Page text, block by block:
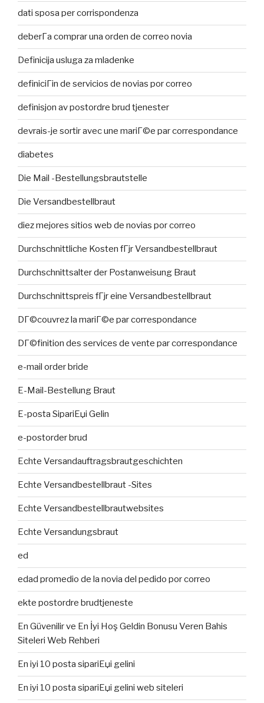
dati sposa per corrispondenza
deberГ­a comprar una orden de correo novia
Definicija usluga za mladenke
definiciГіn de servicios de novias por correo
definisjon av postordre brud tjenester
devrais-je sortir avec une mariГ©e par correspondance
diabetes
Die Mail -Bestellungsbrautstelle
Die Versandbestellbraut
diez mejores sitios web de novias por correo
Durchschnittliche Kosten fГјr Versandbestellbraut
Durchschnittsalter der Postanweisung Braut
Durchschnittspreis fГјr eine Versandbestellbraut
DГ©couvrez la mariГ©e par correspondance
DГ©finition des services de vente par correspondance
e-mail order bride
E-Mail-Bestellung Braut
E-posta SipariЕџi Gelin
e-postorder brud
Echte Versandauftragsbrautgeschichten
Echte Versandbestellbraut -Sites
Echte Versandbestellbrautwebsites
Echte Versandungsbraut
ed
edad promedio de la novia del pedido por correo
ekte postordre brudtjeneste
En Güvenilir ve En İyi Hoş Geldin Bonusu Veren Bahis
Siteleri Web Rehberi
En iyi 10 posta sipariЕџi gelini
En iyi 10 posta sipariЕџi gelini web siteleri